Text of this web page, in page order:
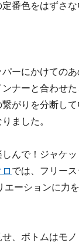
番色をはずさな
ーにかけての
ナーと合わせた
がりを分断し
ました。
んで！ジャケ
では、フリー
ーションに力
、ボトムはモ